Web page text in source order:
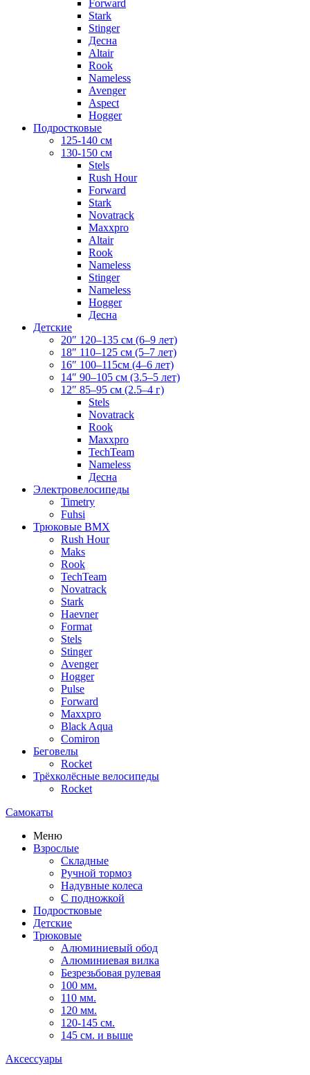
Forward
Stark
Stinger
Десна
Altair
Rook
Nameless
Avenger
Aspect
Hogger
Подростковые
125-140 см
130-150 см
Stels
Rush Hour
Forward
Stark
Novatrack
Maxxpro
Altair
Rook
Nameless
Stinger
Nameless
Hogger
Десна
Детские
20″ 120–135 см (6–9 лет)
18″ 110–125 см (5–7 лет)
16″ 100–115см (4–6 лет)
14″ 90–105 см (3.5–5 лет)
12″ 85–95 см (2.5–4 г)
Stels
Novatrack
Rook
Maxxpro
TechTeam
Nameless
Десна
Электровелосипеды
Timetry
Fuhsi
Трюковые BMX
Rush Hour
Maks
Rook
TechTeam
Novatrack
Stark
Haevner
Format
Stels
Stinger
Avenger
Hogger
Pulse
Forward
Maxxpro
Black Aqua
Comiron
Беговелы
Rocket
Трёхколёсные велосипеды
Rocket
Самокаты
Меню
Взрослые
Складные
Ручной тормоз
Надувные колеса
С подножкой
Подростковые
Детские
Трюковые
Алюминиевый обод
Алюминиевая вилка
Безрезьбовая рулевая
100 мм.
110 мм.
120 мм.
120-145 см.
145 см. и выше
Аксессуары